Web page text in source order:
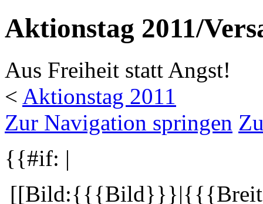
Aktionstag 2011/
Aus Freiheit statt Angst!
< Aktionstag 2011
Zur Navigation springen
{{#if: |